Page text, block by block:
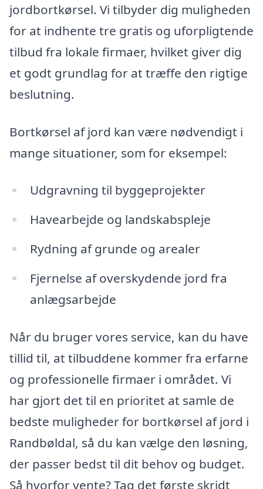
jordbortkørsel. Vi tilbyder dig muligheden
for at indhente tre gratis og uforpligtende
tilbud fra lokale firmaer, hvilket giver dig
et godt grundlag for at træffe den rigtige
beslutning.
Bortkørsel af jord kan være nødvendigt i
mange situationer, som for eksempel:
Udgravning til byggeprojekter
Havearbejde og landskabspleje
Rydning af grunde og arealer
Fjernelse af overskydende jord fra
anlægsarbejde
Når du bruger vores service, kan du have
tillid til, at tilbuddene kommer fra erfarne
og professionelle firmaer i området. Vi
har gjort det til en prioritet at samle de
bedste muligheder for bortkørsel af jord i
Randbøldal, så du kan vælge den løsning,
der passer bedst til dit behov og budget.
Så hvorfor vente? Tag det første skridt